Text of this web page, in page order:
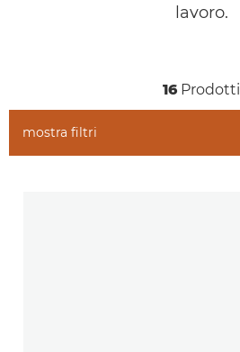
lavoro.
16 Prodotti
mostra filtri